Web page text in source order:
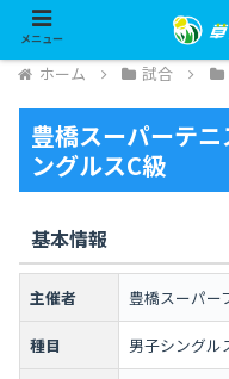
ホーム 試合
豊橋スーパーテ
ングルスC級
基本情報
主催者 豊橋スーパー
種目 男子シングル
メニュー